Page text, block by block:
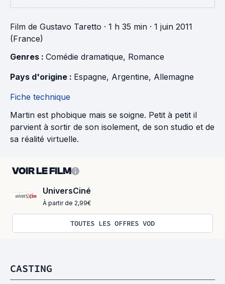
Film de Gustavo Taretto · 1 h 35 min · 1 juin 2011
(France)
Genres : Comédie dramatique, Romance
Pays d'origine : Espagne, Argentine, Allemagne
Fiche technique
Martin est phobique mais se soigne. Petit à petit il
parvient à sortir de son isolement, de son studio et de
sa réalité virtuelle.
VOIR LE FILM
UniversCiné
À partir de 2,99€
TOUTES LES OFFRES VOD
CASTING